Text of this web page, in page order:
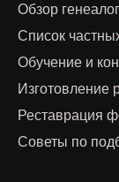
Обзор
Список
Обучение и
Изготовление
Реставрация
Советы по